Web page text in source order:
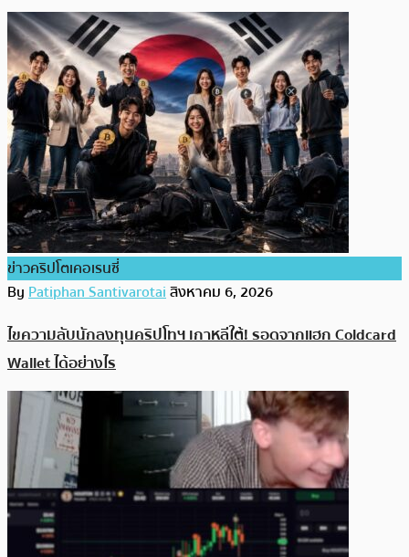
ข่าวคริปโตเคอเรนซี่
ByPatiphan Santivarotaiสิงหาคม 6, 2026
ไขความลับนักลงทุนคริปโทฯ เกาหลีใต้! รอดจากแฮก Coldcard
Wallet ได้อย่างไร